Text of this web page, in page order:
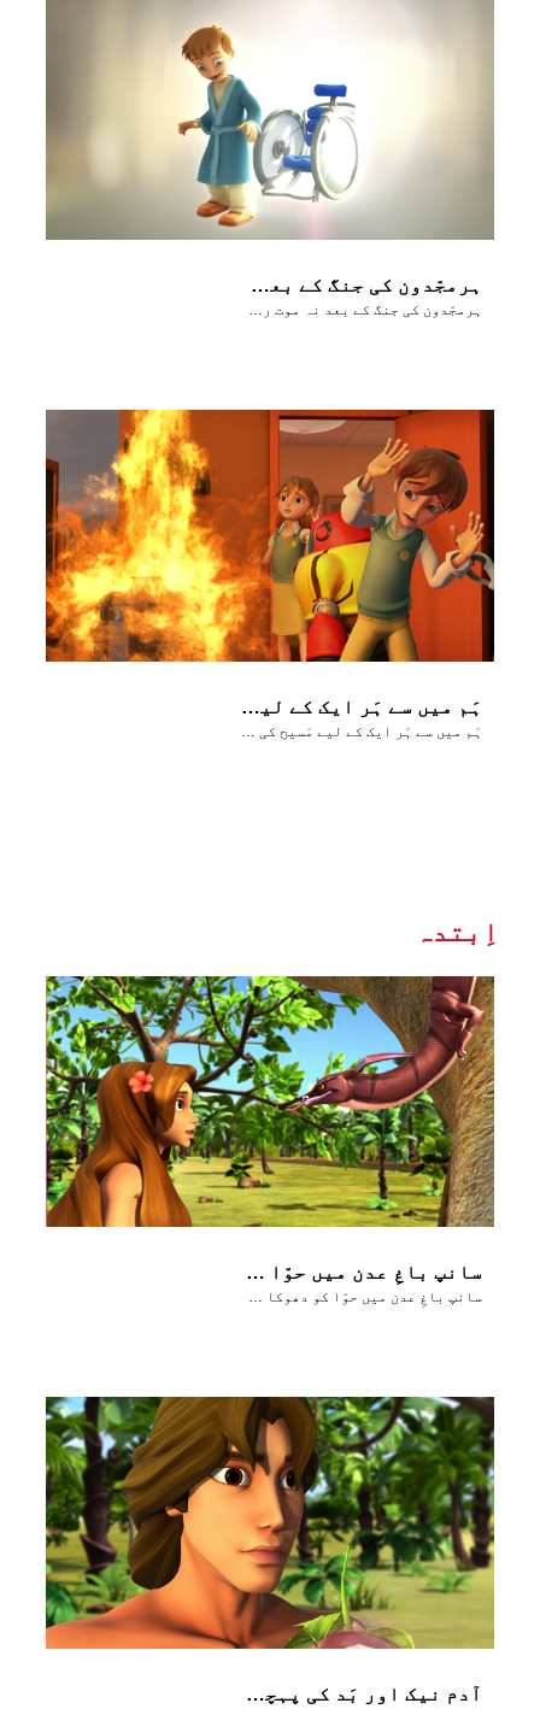
ہرمجّدون کی جنگ کے بعد نہ موت رہے گی نہ دُکھ
ہَم میں سے ہَر ایک کے لیے مَسیح کی مُحبَت کا پیغام
اِبتدہ
سانپ باغِ عدن میں حوّا کو دھوکا دیتا ہے
سانپ باغِ عدن میں حوّا کو دھوکا دیتا ہے
آدم نیک اور بَد کی پہچان کے دَرخت کا پھَل کھاتا ہے